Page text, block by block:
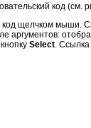
код (см.
щелчком мыши.
аргументов:
Select .